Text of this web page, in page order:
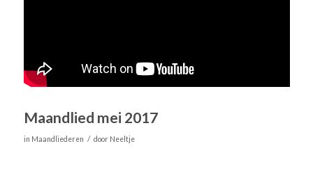
Maandlied mei 2017
in Maandliederen / door Neeltje